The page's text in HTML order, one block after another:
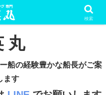
専門 遊漁船
丸
船の経験豊かな船長がご案
ます
検索